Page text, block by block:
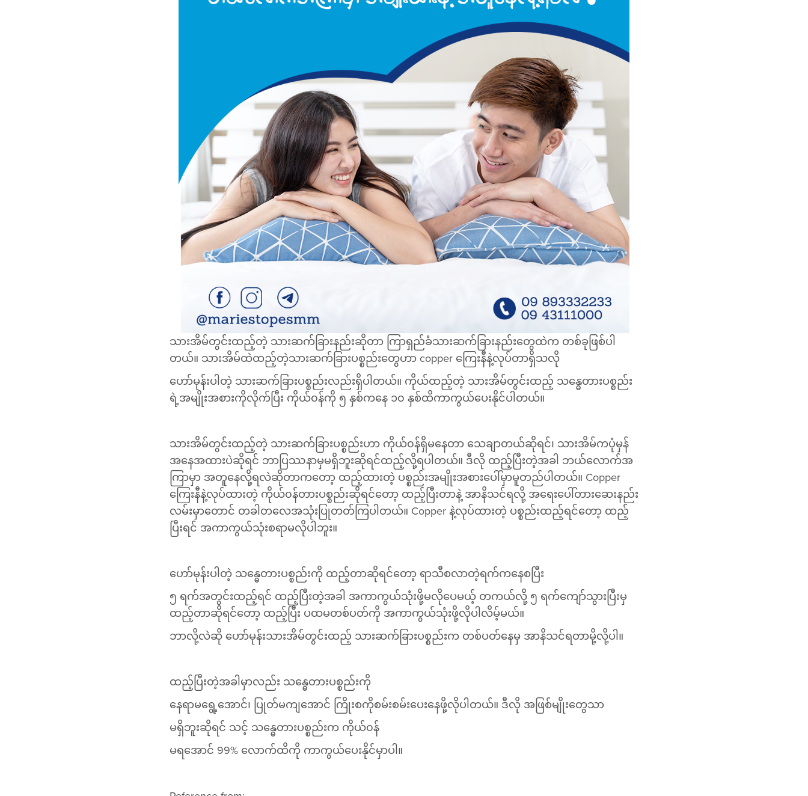
သားအိမ်တွင်းထည့်တဲ့ သားဆက်ခြားနည်းဆိုတာ ကြာရှည်ခံသားဆက်ခြားနည်းတွေထဲက တစ်ခုဖြစ်ပါ
တယ်။ သားအိမ်ထဲထည့်တဲ့သားဆက်ခြားပစ္စည်းတွေဟာ copper ကြေးနီနဲ့လုပ်တာရှိသလို
ဟော်မုန်းပါတဲ့ သားဆက်ခြားပစ္စည်းလည်းရှိပါတယ်။ ကိုယ်ထည့်တဲ့ သားအိမ်တွင်းထည့် သန္ဓေတားပစ္စည်း
ရဲ့အမျိုးအစားကိုလိုက်ပြီး ကိုယ်၀န်ကို ၅ နှစ်ကနေ ၁၀ နှစ်ထိကာကွယ်ပေးနိုင်ပါတယ်။
သားအိမ်တွင်းထည့်တဲ့ သားဆက်ခြားပစ္စည်းဟာ ကိုယ်၀န်ရှိမနေတာ သေချာတယ်ဆိုရင်၊ သားအိမ်ကပုံမှန်
အနေအထားပဲဆိုရင် ဘာပြဿနာမှမရှိဘူးဆိုရင်ထည့်လို့ရပါတယ်။ ဒီလို ထည့်ပြီးတဲ့အခါ ဘယ်လောက်အ
ကြာမှာ အတူနေလို့ရလဲဆိုတာကတော့ ထည့်ထားတဲ့ ပစ္စည်းအမျိုးအစားပေါ်မှာမူတည်ပါတယ်။ Copper
ကြေးနီနဲ့လုပ်ထားတဲ့ ကိုယ်၀န်တားပစ္စည်းဆိုရင်တော့ ထည့်ပြီးတာနဲ့ အာနိသင်ရလို့ အရေးပေါ်တားဆေးနည်း
လမ်းမှာတောင် တခါတလေအသုံးပြုတတ်ကြပါတယ်။ Copper နဲ့လုပ်ထားတဲ့ ပစ္စည်းထည့်ရင်တော့ ထည့်
ပြီးရင် အကာကွယ်သုံးစရာမလိုပါဘူး။
ဟော်မုန်းပါတဲ့ သန္ဓေတားပစ္စည်းကို ထည့်တာဆိုရင်တော့ ရာသီစလာတဲ့ရက်ကနေစပြီး
၅ ရက်အတွင်းထည့်ရင် ထည့်ပြီးတဲ့အခါ အကာကွယ်သုံးဖို့မလိုပေမယ့် တကယ်လို့ ၅ ရက်ကျော်သွားပြီးမှ
ထည့်တာဆိုရင်တော့ ထည့်ပြီး ပထမတစ်ပတ်ကို အကာကွယ်သုံးဖို့လိုပါလိမ့်မယ်။
ဘာလို့လဲဆို ဟော်မုန်းသားအိမ်တွင်းထည့် သားဆက်ခြားပစ္စည်းက တစ်ပတ်နေမှ အာနိသင်ရတာမို့လို့ပါ။
ထည့်ပြီးတဲ့အခါမှာလည်း သန္ဓေတားပစ္စည်းကို
နေရာမရွေ့အောင်၊ ပြုတ်မကျအောင် ကြိုးစကိုစမ်းစမ်းပေးနေဖို့လိုပါတယ်။ ဒီလို အဖြစ်မျိုးတွေသာ
မရှိဘူးဆိုရင် သင့် သန္ဓေတားပစ္စည်းက ကိုယ်၀န်
မရအောင် 99% လောက်ထိကို ကာကွယ်ပေးနိုင်မှာပါ။